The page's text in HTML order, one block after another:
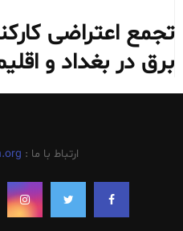
تجمع اعتراضی
برق در بغداد و
ارتباط با ما :